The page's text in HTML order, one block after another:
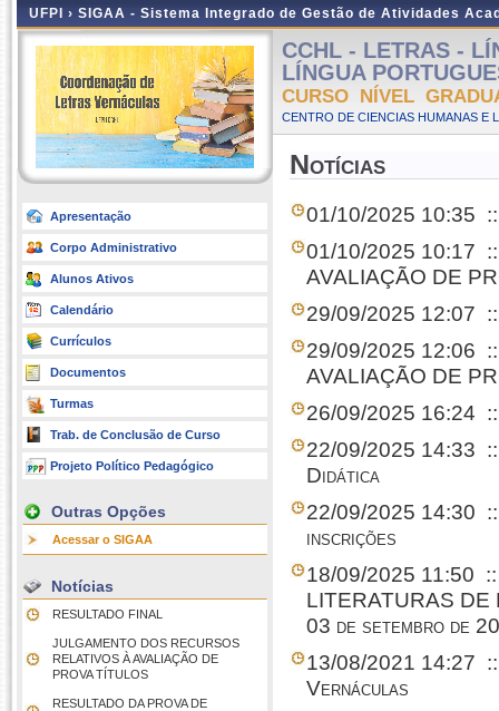
UFPI › SIGAA - Sistema Integrado de Gestão de Atividades
Apresentação
Corpo Administrativo
Alunos Ativos
Calendário
Currículos
Documentos
Turmas
Trab. de Conclusão de Curso
Projeto Político Pedagógico
Outras Opções
Acessar o SIGAA
Notícias
RESULTADO FINAL
JULGAMENTO DOS RECURSOS
RELATIVOS À AVALIAÇÃO DE
PROVA TÍTULOS
RESULTADO DA PROVA DE
CCHL - LETRAS -
LÍNGUA
CURSO NÍVEL
CENTRO DE CIENCIAS HUMANAS E
Notícias
01/10/2025 10:35
01/10/2025 10:17
AVALIAÇÃO DE
29/09/2025 12:07
29/09/2025 12:06
AVALIAÇÃO DE
26/09/2025 16:24
22/09/2025 14:33
Didática
22/09/2025 14:30
inscrições
18/09/2025 11:50
LITERATURAS DE
03 de setembro de
13/08/2021 14:27
Vernáculas